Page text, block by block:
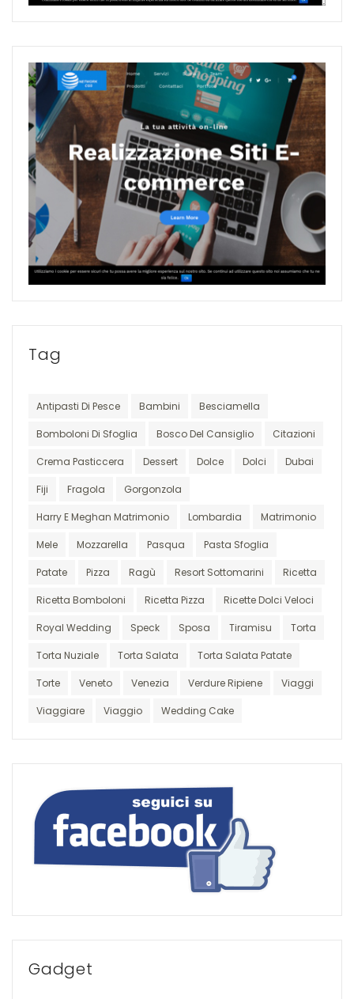
Tag
Antipasti Di Pesce Bambini Besciamella
Bomboloni Di Sfoglia Bosco Del Cansiglio Citazioni
Crema Pasticcera Dessert Dolce Dolci Dubai
Fiji Fragola Gorgonzola
Harry E Meghan Matrimonio Lombardia Matrimonio
Mele Mozzarella Pasqua Pasta Sfoglia
Patate Pizza Ragù Resort Sottomarini Ricetta
Ricetta Bomboloni Ricetta Pizza Ricette Dolci Veloci
Royal Wedding Speck Sposa Tiramisu Torta
Torta Nuziale Torta Salata Torta Salata Patate
Torte Veneto Venezia Verdure Ripiene Viaggi
Viaggiare Viaggio Wedding Cake
Gadget